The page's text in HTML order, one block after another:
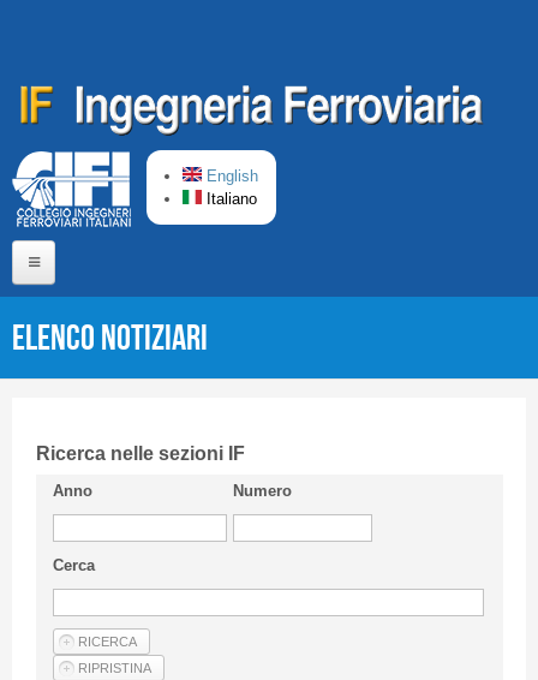
English
Italiano
CIFI in breve
Linee Guida
Privacy Policy
Articoli
Elenco Notiziari
Ricerca nelle sezioni IF
Anno Numero
Cerca